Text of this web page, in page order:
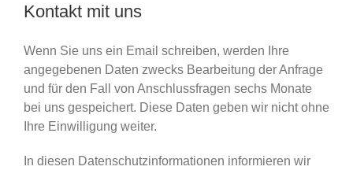
Kontakt mit uns
Wenn Sie uns ein Email schreiben, werden Ihre
angegebenen Daten zwecks Bearbeitung der Anfrage
und für den Fall von Anschlussfragen sechs Monate
bei uns gespeichert. Diese Daten geben wir nicht ohne
Ihre Einwilligung weiter.
In diesen Datenschutzinformationen informieren wir